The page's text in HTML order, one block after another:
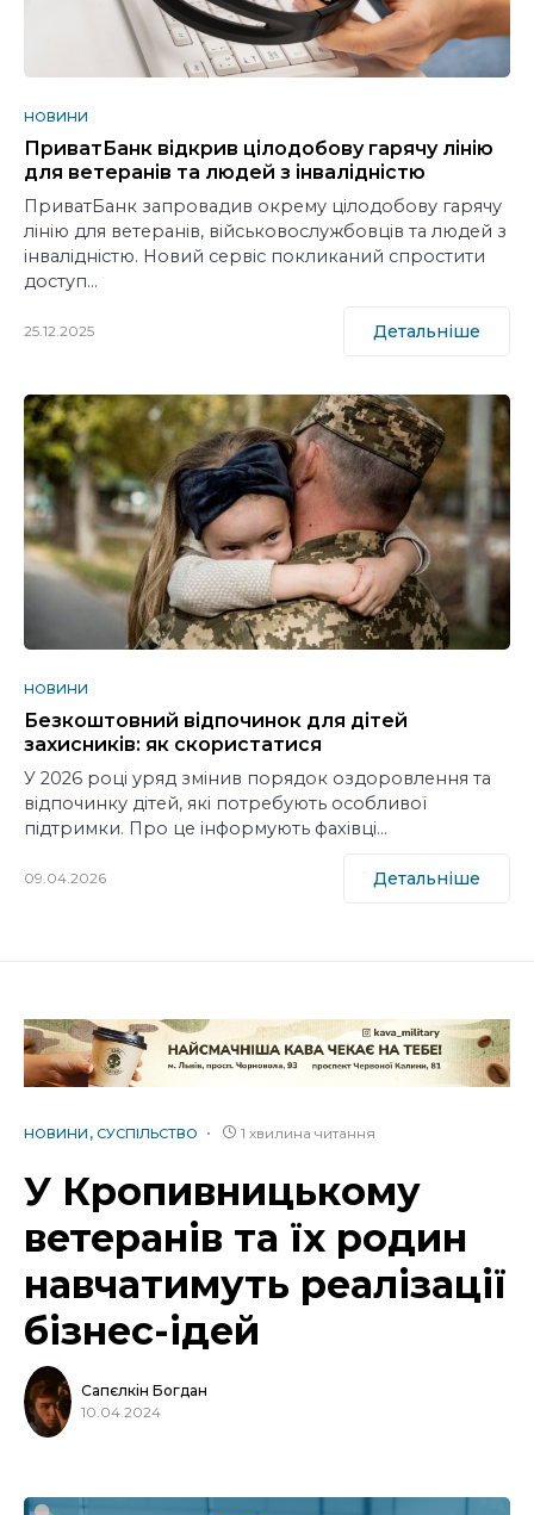
НОВИНИ
ПриватБанк відкрив цілодобову гарячу лінію
для ветеранів та людей з інвалідністю
ПриватБанк запровадив окрему цілодобову гарячу
лінію для ветеранів, військовослужбовців та людей з
інвалідністю. Новий сервіс покликаний спростити
доступ…
25.12.2025 Детальніше
НОВИНИ
Безкоштовний відпочинок для дітей
захисників: як скористатися
У 2026 році уряд змінив порядок оздоровлення та
відпочинку дітей, які потребують особливої
підтримки. Про це інформують фахівці…
09.04.2026 Детальніше
НОВИНИ СУСПІЛЬСТВО 1 хвилина читання
У Кропивницькому
ветеранів та їх родин
навчатимуть реалізації
бізнес-ідей
Сапєлкін Богдан
10.04.2024